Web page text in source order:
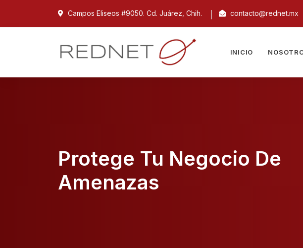
Campos Eliseos #9050. Cd. Juárez, Chih. contacto@rednet.mx
INICIO
Protege Tu Negocio De
Amenazas